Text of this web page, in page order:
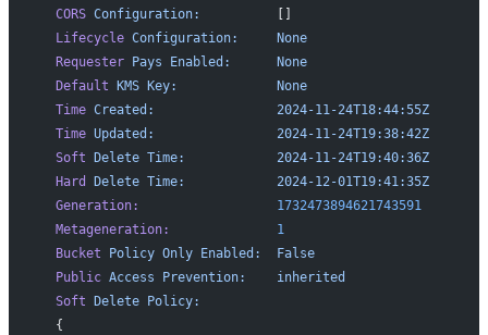
  CORS
Configuration:
  Lifecycle
Configuration:
     None
  Requester
Pays Enabled:
      None
  Default
KMS Key:
             None
  Time
Created:
                2024-11-24T18:44:55Z
  Time
Updated:
                2024-11-24T19:38:42Z
  Soft
Delete Time:
            2024-11-24T19:40:36Z
  Hard
Delete Time:
            2024-12-01T19:41:35Z
  Generation:
                  1732473894621743591
  Metageneration:
              1
  Bucket
Policy Only Enabled:
  False
  Public
Access Prevention:
    inherited
  Soft
Delete Policy:
  {